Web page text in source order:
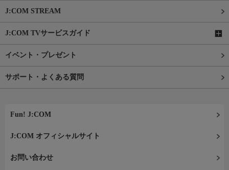
J:COM STREAM
J:COM TVサービスガイド
イベント・プレゼント
サポート・よくある質問
Fun! J:COM
J:COM オフィシャルサイト
お問い合わせ